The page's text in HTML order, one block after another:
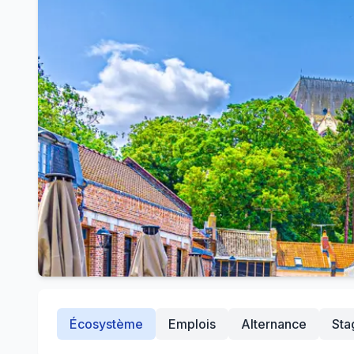
Écosystème Emplois Alternance